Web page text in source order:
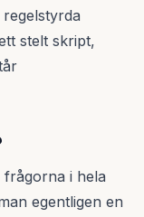
stelt skript,
frågorna i hela
egentligen en